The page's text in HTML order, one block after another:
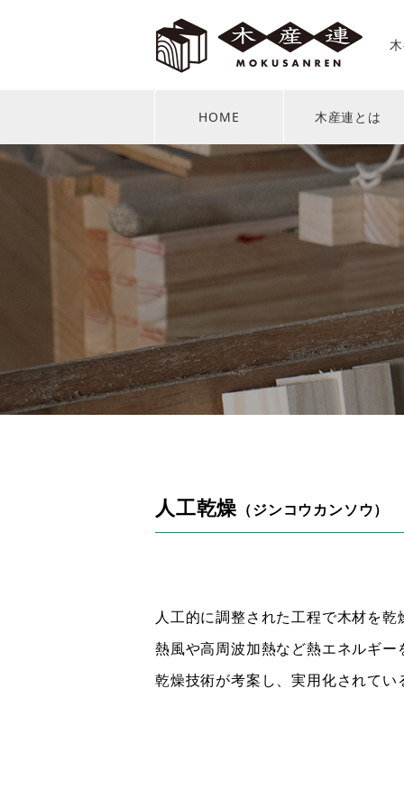
HOME 木産連とは
人工乾燥 （ジンコウカンソウ）
人工的に調整された工程で木材を乾
熱風や高周波加熱など熱エネルギ
乾燥技術が考案し、実用化されてい